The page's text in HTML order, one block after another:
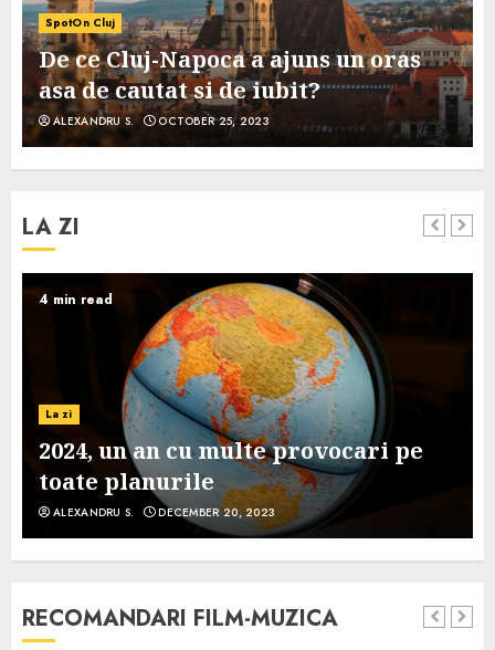
SpotOn Cluj
De ce Cluj-Napoca a ajuns un oras
asa de cautat si de iubit?
ALEXANDRU S. OCTOBER 25, 2023
LA ZI
4 min read
La zi
2024, un an cu multe provocari pe
toate planurile
ALEXANDRU S. DECEMBER 20, 2023
RECOMANDARI FILM-MUZICA